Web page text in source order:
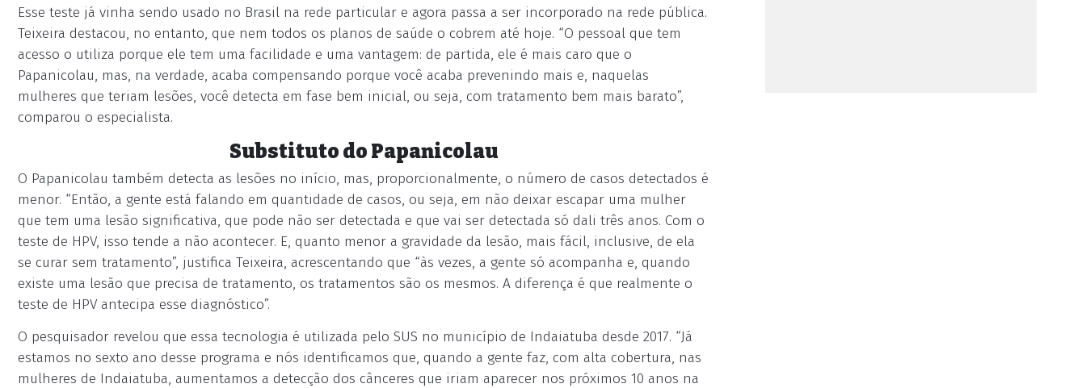
Esse teste já vinha sendo usado no Brasil na rede particular e agora passa a ser incorporado na rede pública.
Teixeira destacou, no entanto, que nem todos os planos de saúde o cobrem até hoje. “O pessoal que tem
acesso o utiliza porque ele tem uma facilidade e uma vantagem: de partida, ele é mais caro que o
Papanicolau, mas, na verdade, acaba compensando porque você acaba prevenindo mais e, naquelas
mulheres que teriam lesões, você detecta em fase bem inicial, ou seja, com tratamento bem mais barato”,
comparou o especialista.
Substituto do Papanicolau
O Papanicolau também detecta as lesões no início, mas, proporcionalmente, o número de casos detectados é
menor. “Então, a gente está falando em quantidade de casos, ou seja, em não deixar escapar uma mulher
que tem uma lesão significativa, que pode não ser detectada e que vai ser detectada só dali três anos. Com o
teste de HPV, isso tende a não acontecer. E, quanto menor a gravidade da lesão, mais fácil, inclusive, de ela
se curar sem tratamento”, justifica Teixeira, acrescentando que “às vezes, a gente só acompanha e, quando
existe uma lesão que precisa de tratamento, os tratamentos são os mesmos. A diferença é que realmente o
teste de HPV antecipa esse diagnóstico”.
O pesquisador revelou que essa tecnologia é utilizada pelo SUS no município de Indaiatuba desde 2017. “Já
estamos no sexto ano desse programa e nós identificamos que, quando a gente faz, com alta cobertura, nas
mulheres de Indaiatuba, aumentamos a detecção dos cânceres que iriam aparecer nos próximos 10 anos na